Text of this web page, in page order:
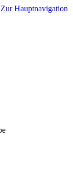
Zur Hauptnavigation